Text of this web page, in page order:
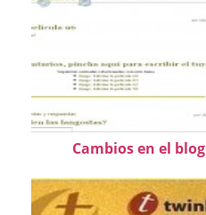
Cambios en el blog